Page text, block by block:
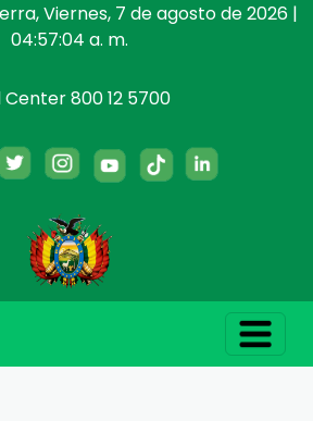
Viernes, 7 de agosto de 2026 |
04:57:04 a. m.
Center 800 12 5700